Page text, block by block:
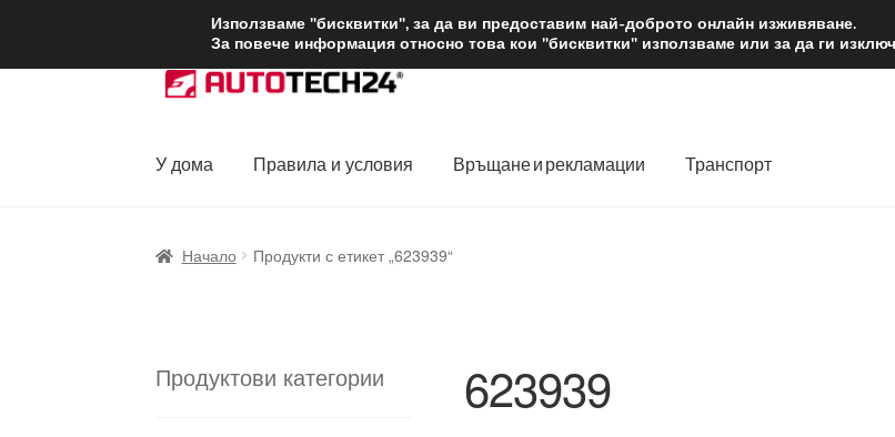
ДОСТАВКА от 12 лв.
Skip
to
Skip
to
У дома Правила и условия Връщане и рекламации Транспорт
Начало Продукти с етикет „623939“
623939
Продуктови категории
Използваме "бисквитки", за да ви предоставим най-доброто онлайн изживяване.
За повече информация относно това кои "бисквитки" използваме или за да ги